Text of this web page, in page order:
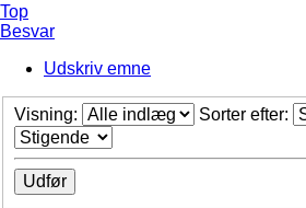
Top
Besvar
Udskriv emne
Visning: Sorter efter: